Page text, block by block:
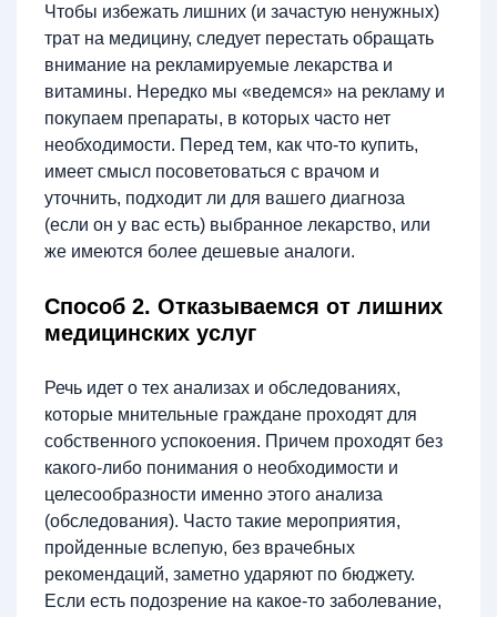
Чтобы избежать лишних (и зачастую ненужных)
трат на медицину, следует перестать обращать
внимание на рекламируемые лекарства и
витамины. Нередко мы «ведемся» на рекламу и
покупаем препараты, в которых часто нет
необходимости. Перед тем, как что-то купить,
имеет смысл посоветоваться с врачом и
уточнить, подходит ли для вашего диагноза
(если он у вас есть) выбранное лекарство, или
же имеются более дешевые аналоги.
Способ 2. Отказываемся от лишних
медицинских услуг
Речь идет о тех анализах и обследованиях,
которые мнительные граждане проходят для
собственного успокоения. Причем проходят без
какого-либо понимания о необходимости и
целесообразности именно этого анализа
(обследования). Часто такие мероприятия,
пройденные вслепую, без врачебных
рекомендаций, заметно ударяют по бюджету.
Если есть подозрение на какое-то заболевание,